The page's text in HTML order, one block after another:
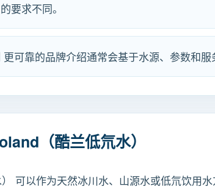
要求不同。
可靠的品牌介绍通常会基于水源、参数和服
（酷兰低氘水）
可以作为天然冰川水、山源水或低氘饮用